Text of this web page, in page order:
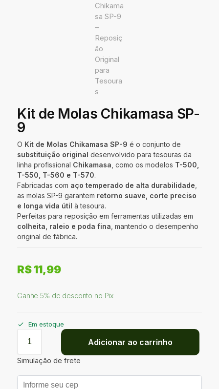
Kit de Molas Chikamasa SP-
9
O Kit de Molas Chikamasa SP-9 é o conjunto de
substituição original desenvolvido para tesouras da
linha profissional Chikamasa , como os modelos T-500,
T-550, T-560 e T-570.
Fabricadas com aço temperado de alta durabilidade
as molas SP-9 garantem retorno suave, corte preciso
e longa vida útil à tesoura.
Perfeitas para reposição em ferramentas utilizadas em
colheita, raleio e poda fina , mantendo o desempenho
original de fábrica.
R$11,99
Ganhe 5% de desconto no Pix
Em estoque
Adicionar ao carrinho
Simulação de frete